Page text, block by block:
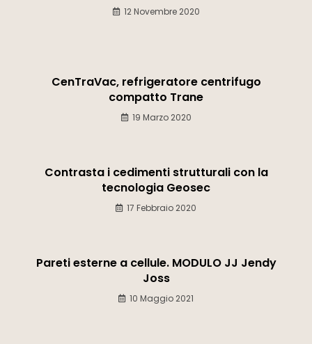
12 Novembre 2020
CenTraVac, refrigeratore centrifugo
compatto Trane
19 Marzo 2020
Contrasta i cedimenti strutturali con la
tecnologia Geosec
17 Febbraio 2020
Pareti esterne a cellule. MODULO JJ Jendy
Joss
10 Maggio 2021